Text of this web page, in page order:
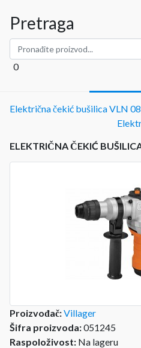
Pretraga
0
Električna čekić bušilica VLN
ELEKTRIČNA ČEKIĆ
Proizvođač:Villager
Šifra proizvoda:051245
Raspoloživost: Na lageru